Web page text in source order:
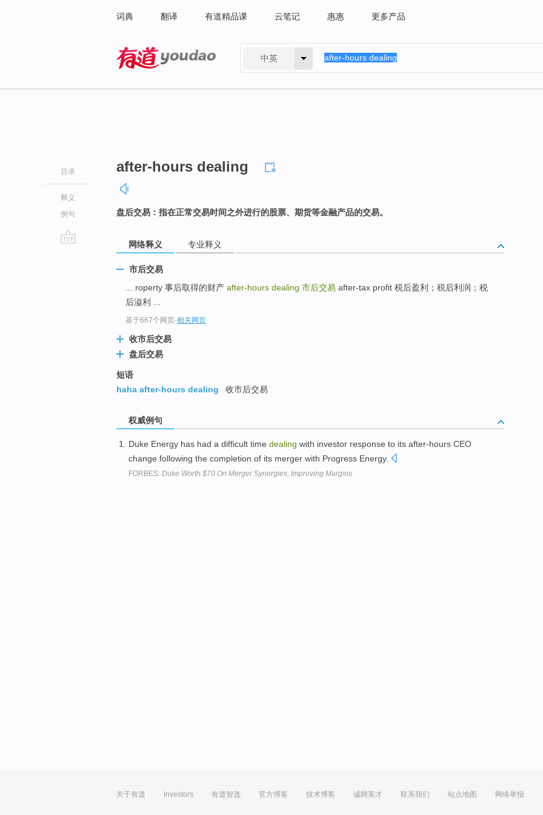
词典 翻译 有道精品课 云笔记 惠惠 更多产品
中英
目录
释义
例句
after-hours dealing
盘后交易：指在正常交易时间之外进行的股票、期货等金融产品的交易。
网络释义 专业释义
市后交易
... roperty 事后取得的财产 after-hours dealing 市后交易 after-tax profit 税后盈利；税后利润；税
后溢利 ...
基于667个网页-相关网页
收市后交易
盘后交易
短语
haha after-hours dealing
收市后交易
权威例句
Duke Energy has had a difficult time dealing with investor response to its after-hours CEO
change following the completion of its merger with Progress Energy.
FORBES: Duke Worth $70 On Merger Synergies, Improving Margins
关于有道 Investors 有道智选 官方博客 技术博客 诚聘英才 联系我们 站点地图 网络举报